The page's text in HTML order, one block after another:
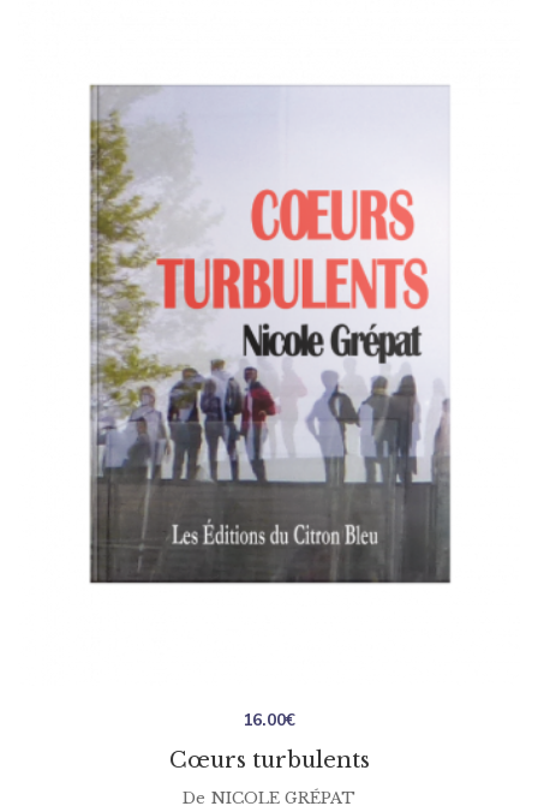
Cœurs turbulents
16.00€
De NICOLE GRÉPAT